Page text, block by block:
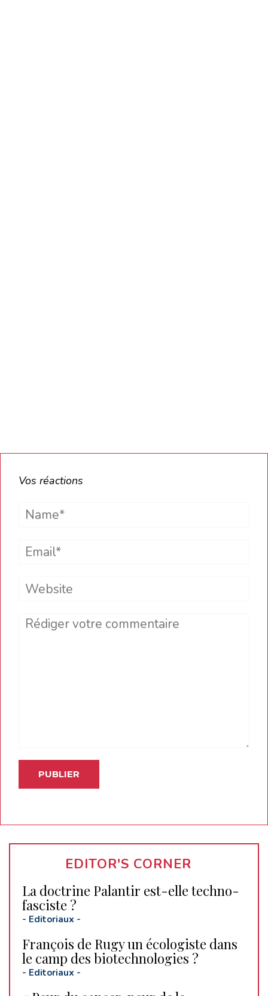
Vos réactions
Name*
Email*
Website
Comment
EDITOR'S CORNER
La doctrine Palantir est-elle techno-
fasciste ?
- Editoriaux -
François de Rugy un écologiste dans
le camp des biotechnologies ?
- Editoriaux -